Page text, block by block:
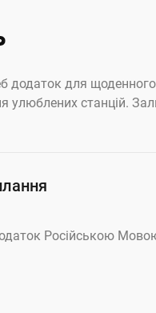
додаток для щоденного
улюблених станцій.
Російською